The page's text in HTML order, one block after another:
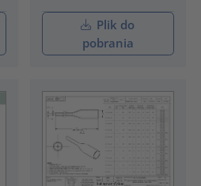
Plik do
pobrania